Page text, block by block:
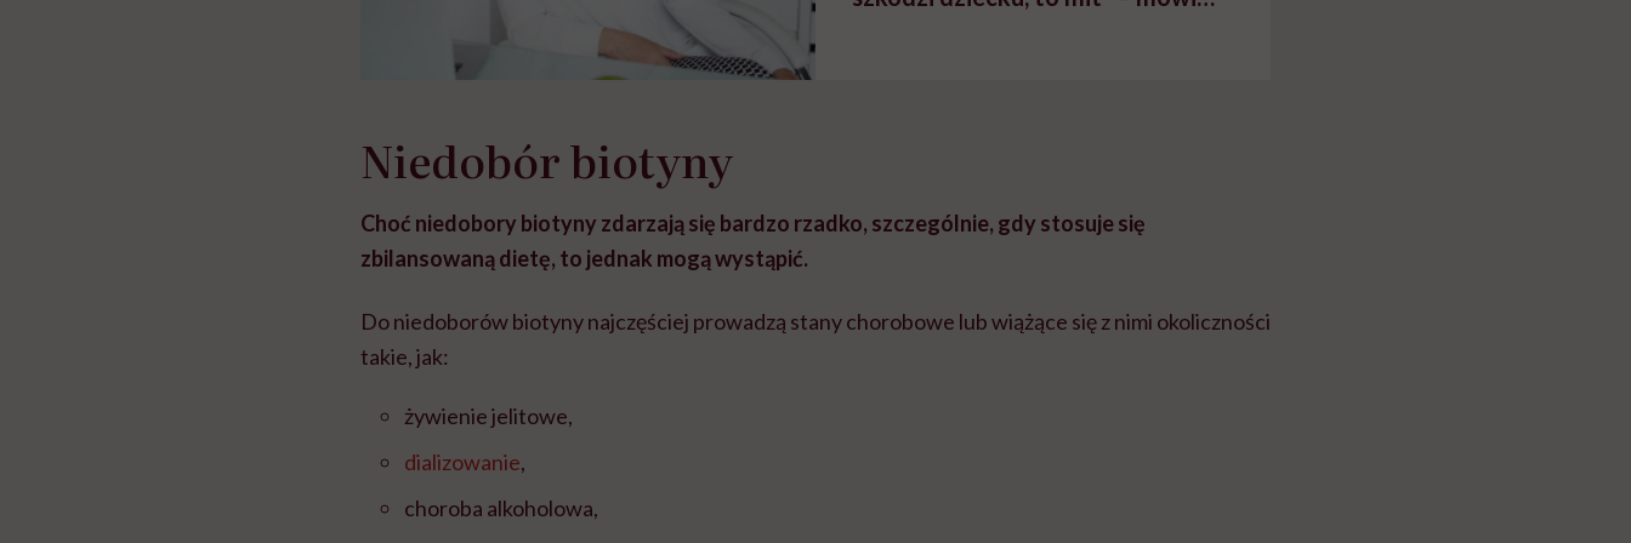
Niedobór biotyny
Choć niedobory biotyny zdarzają się bardzo rzadko, szczególnie, gdy stosuje się
zbilansowaną dietę, to jednak mogą wystąpić.
Do niedoborów biotyny najczęściej prowadzą stany chorobowe lub wiążące się z nimi okoliczności
takie, jak:
żywienie jelitowe,
dializowanie,
choroba alkoholowa,